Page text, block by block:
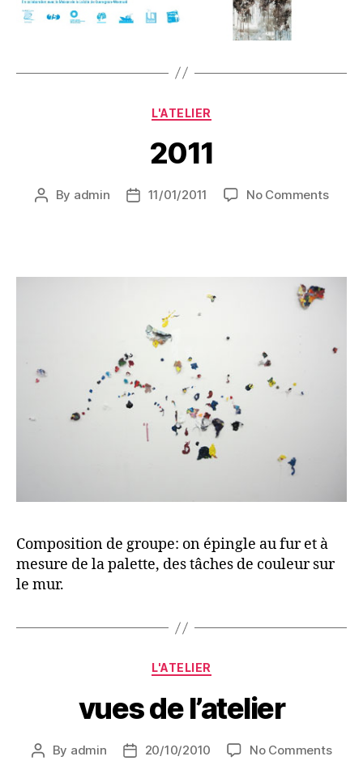
Categories
L'ATELIER
2011
Post
By admin
Post11/01/2011 No Commentson
Composition de groupe: on épingle au fur et à
mesure de la palette, des tâches de couleur sur
le mur.
Categories
L'ATELIER
vues de l’atelier
Post
By admin
Post20/10/2010 No Commentson